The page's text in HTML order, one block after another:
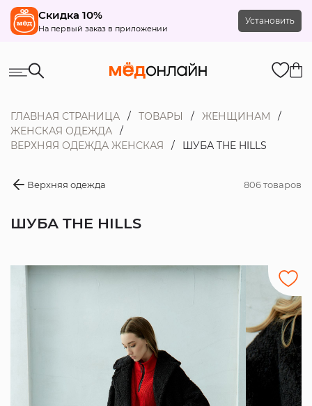
Скидка 10%
На первый заказ в приложении
Установить
ГЛАВНАЯ СТРАНИЦА ТОВАРЫ
ЖЕНЩИНАМ
ЖЕНСКАЯ ОДЕЖДА
ВЕРХНЯЯ ОДЕЖДА ЖЕНСКАЯ
ШУБА THE HILLS
Верхняя одежда 806 товаров
ШУБА THE HILLS